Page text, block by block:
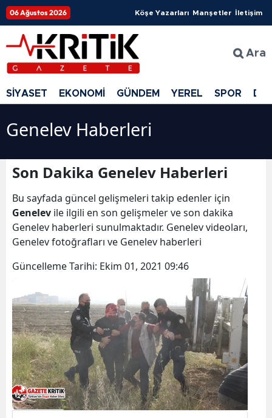
06 Ağustos 2026 Köşe Yazarları Manşetler İletişim
Ara
SİYASET EKONOMİ GÜNDEM YEREL SPOR
Genelev Haberleri
Son Dakika Genelev Haberleri
Bu sayfada güncel gelişmeleri takip edenler için
Genelev ile ilgili en son gelişmeler ve son dakika
Genelev haberleri sunulmaktadır. Genelev videoları,
Genelev fotoğrafları ve Genelev haberleri
Güncelleme Tarihi: Ekim 01, 2021 09:46